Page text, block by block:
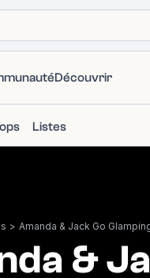
Découvrir
Listes
> Amanda & Jack Go
&